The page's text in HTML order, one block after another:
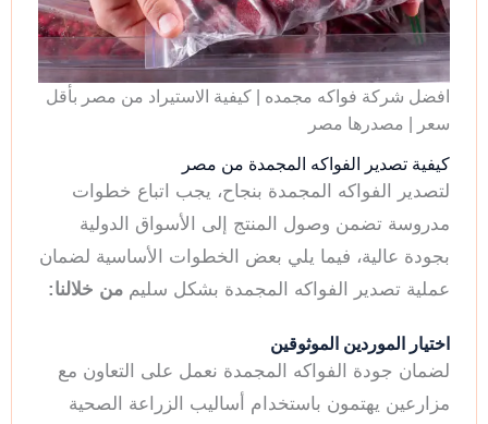
افضل شركة فواكه مجمده | كيفية الاستيراد من مصر بأقل
سعر | مصدرها مصر
كيفية تصدير الفواكه المجمدة من مصر
لتصدير الفواكه المجمدة بنجاح، يجب اتباع خطوات
مدروسة تضمن وصول المنتج إلى الأسواق الدولية
بجودة عالية، فيما يلي بعض الخطوات الأساسية لضمان
عملية تصدير الفواكه المجمدة بشكل سليم من خلالنا:
اختيار الموردين الموثوقين
لضمان جودة الفواكه المجمدة نعمل على التعاون مع
مزارعين يهتمون باستخدام أساليب الزراعة الصحية